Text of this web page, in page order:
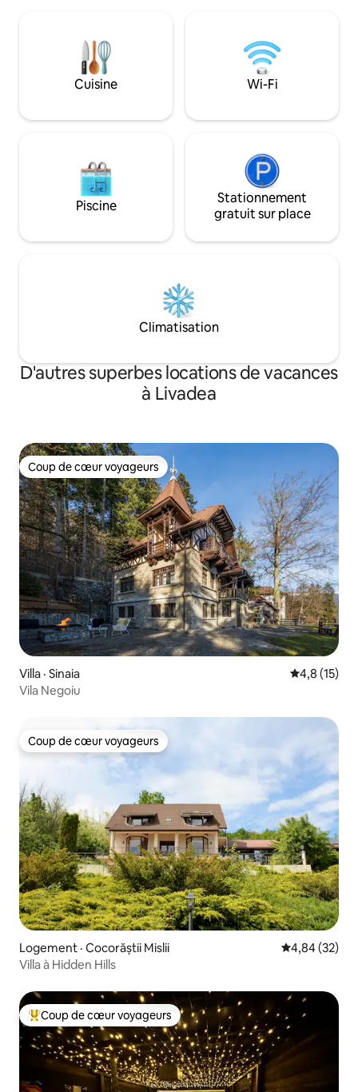
en plein air grâce au four à bois, au
barbecue et à l'accès direct à la rivière.
Niché entre la Transylvanie et la
Munténie, à quelques minutes de Sinaia
de Bran.
cascade ✔
chaud Arrivée
Lit queen size
orthopédique ✔
Cuisine Wi-Fi
Piscine
Stationnement
gratuit sur place
Climatisation
D'autres superbes locations de vacances
à Livadea
Coup de cœur voyageurs
Coup de cœur voyageurs
Villa · Sinaia Note
4,8 (15)
Vila Negoiu
Coup de cœur voyageurs
Coup de cœur voyageurs
Logement · Cocorăștii Mislii Note
4,84 (32)
Villa à Hidden Hills
Coup de cœur voyageurs parmi les plus aimés
Coup de cœur voyageurs